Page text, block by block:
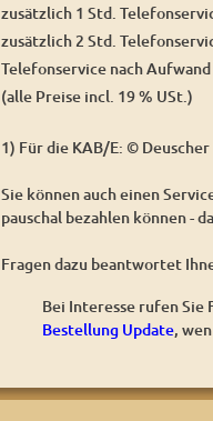
zusätzlich 1 Std.
zusätzlich 2 Std.
Telefonservice nach
(alle Preise incl. 19 % USt.)
1) Für die KAB/E: ©
Sie können auch einen
pauschal bezahlen können -
Fragen dazu beantwortet
Bei Interesse rufen Sie
Bestellung Update,